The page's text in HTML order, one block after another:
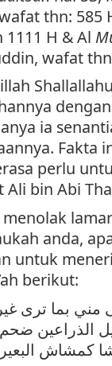
thn: 585
H & Al
wafat
ia
Fakta
perlu
Ali bin Abi
anda,
untuk
berikut:
مني بما ترى
الذراعين ضحم